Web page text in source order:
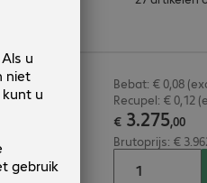
Bebat: € 0,08
Recupel: € 0,12
€ 3.275,00
Brutoprijs: €